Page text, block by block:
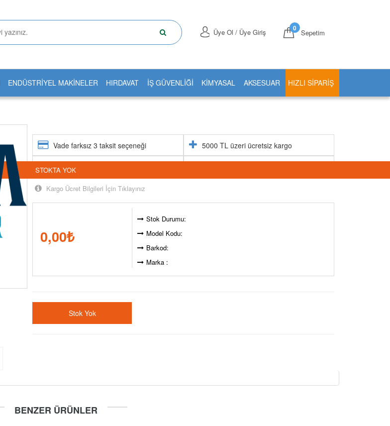
Sepetim
0
Üye Ol / Üye Giriş
ENDÜSTRİYEL MAKİNELER HIRDAVAT İŞ GÜVENLİĞİ KİMYASAL AKSESUAR HIZLI SIPARIŞ
Vade farksız 3 taksit seçeneği 5000 TL üzeri ücretsiz kargo
24 saatte kargoda
Kargo Ücret Bilgileri İçin Tıklayınız
0,00₺
Stok Durumu:
STOKTA YOK
Model Kodu:
Barkod:
Marka :
Stok Yok
BENZER ÜRÜNLER